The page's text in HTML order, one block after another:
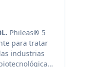
Phileas® 5
para tratar
industrias